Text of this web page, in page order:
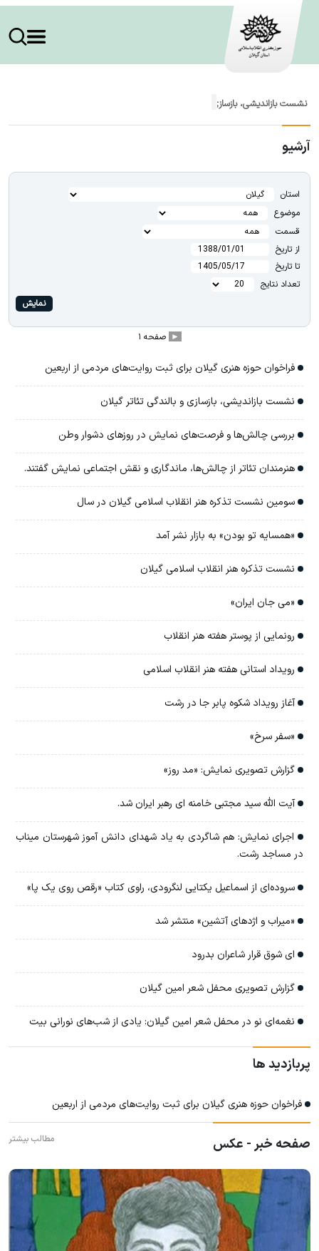
نشست بازاندیشی، بازسازی و بالندگی تئاتر گیلان
آرشیو
استان
موضوع
قسمت
از تاريخ
تا تاریخ
تعداد نتايج
صفحه ۱ ►
فراخوان حوزه هنری گیلان برای ثبت روایت‌های مردمی از اربعین
نشست بازاندیشی، بازسازی و بالندگی تئاتر گیلان
بررسی چالش‌ها و فرصت‌های نمایش در روزهای دشوار وطن
هنرمندان تئاتر از چالش‌ها، ماندگاری و نقش اجتماعی نمایش گفتند.
سومین نشست تذکره هنر انقلاب اسلامی گیلان در سال
«همسایه تو بودن» به بازار نشر آمد
نشست تذکره هنر انقلاب اسلامی گیلان
«می جان ایران»
رونمایی از پوستر هفته هنر انقلاب
رویداد استانی هفته هنر انقلاب اسلامی
آغاز رویداد شکوه پابر جا در رشت
«سفر سرخ»
گزارش تصویری نمایش: «مد روز»
آیت الله سید مجتبی خامنه ای رهبر ایران شد.
اجرای نمایش: هم شاگردی به یاد شهدای دانش آموز شهرستان میناب
در مساجد رشت.
سروده‌ای از اسماعیل یکتایی لنگرودی، راوی کتاب «رقص روی یک پا»
«میراب و اژدهای آتشین» منتشر شد
ای شوق قرار شاعران بدرود
گزارش تصویری محفل شعر امین گیلان
نغمه‌ای نو در محفل شعر امین گیلان: یادی از شب‌های نورانی بیت
پربازدید ها
فراخوان حوزه هنری گیلان برای ثبت روایت‌های مردمی از اربعین
صفحه خبر - عکس مطالب بیشتر